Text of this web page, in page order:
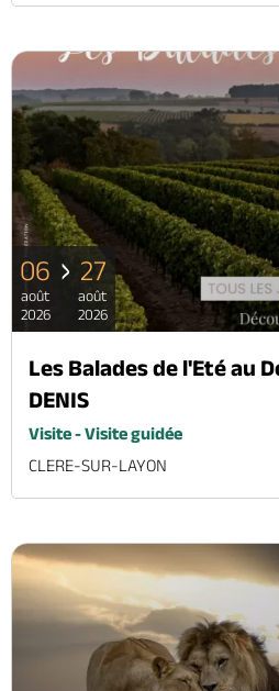
06
août
2026
27
août
2026
Les Balades de l'Eté au
DENIS
Visite - Visite guidée
CLERE-SUR-LAYON